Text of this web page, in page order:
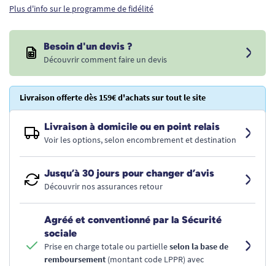
Plus d'info sur le programme de fidélité
Besoin d'un devis ?
Découvrir comment faire un devis
Livraison offerte dès 159€ d'achats sur tout le site
Livraison à domicile ou en point relais
Voir les options, selon encombrement et destination
Jusqu’à 30 jours pour changer d’avis
Découvrir nos assurances retour
Agréé et conventionné par la Sécurité
sociale
Prise en charge totale ou partielleselon la base de
remboursement (montant code LPPR) avec